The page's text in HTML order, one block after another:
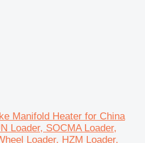
Manifold Heater for China
Loader, SOCMA Loader,
Loader, HZM Loader,